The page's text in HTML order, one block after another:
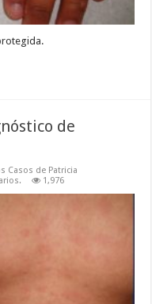
de
Casos de Patricia
1,976